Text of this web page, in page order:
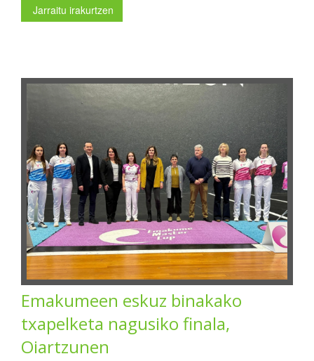
Jarraitu irakurtzen
Emakumeen eskuz binakako
txapelketa nagusiko finala,
Oiartzunen